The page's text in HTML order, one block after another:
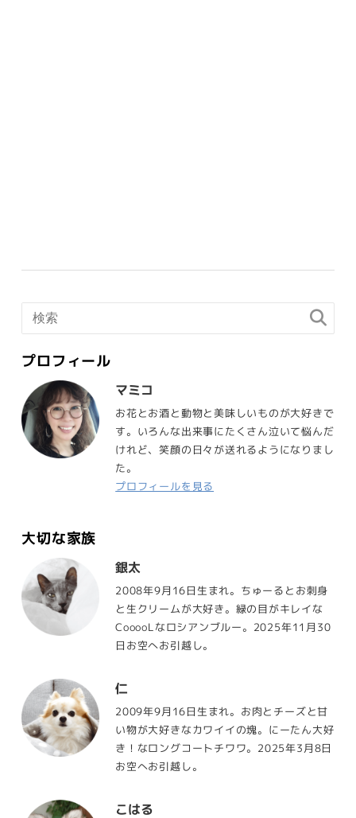
プロフィール
マミコ
お花とお酒と動物と美味しいものが大好きで
す。いろんな出来事にたくさん泣いて悩んだ
けれど、笑顔の日々が送れるようになりまし
た。
プロフィールを見る
大切な家族
銀太
2008年9月16日生まれ。ちゅーるとお刺身
と生クリームが大好き。緑の目がキレイな
CooooLなロシアンブルー。2025年11月30
日お空へお引越し。
仁
2009年9月16日生まれ。お肉とチーズと甘
い物が大好きなカワイイの塊。にーたん大好
き！なロングコートチワワ。2025年3月8日
お空へお引越し。
こはる